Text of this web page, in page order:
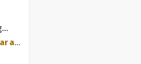
ab